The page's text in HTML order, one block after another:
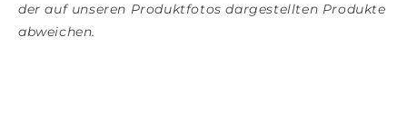
der auf unseren Produktfotos dargestellten Produkte
abweichen.